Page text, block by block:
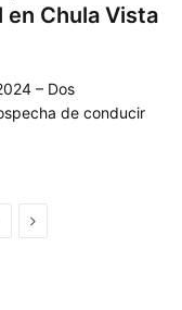
Chula Vista
– Dos
de conducir
Next